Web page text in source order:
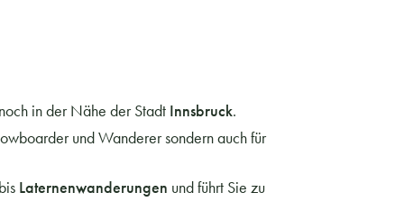
in der Nähe der Stadt Innsbruck.
und Wanderer sondern auch für
Laternenwanderungen und führt Sie zu